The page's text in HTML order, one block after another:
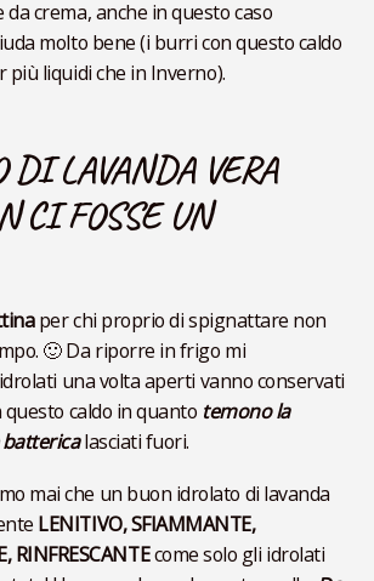
crema, anche in questo caso
molto bene (i burri con questo caldo
più liquidi che in Inverno).
DI LAVANDA VERA
CI FOSSE UN
per chi proprio di spignattare non
🙂 Da riporre in frigo mi
una volta aperti vanno conservati
caldo in quanto temono la
lasciati fuori.
mai che un buon idrolato di lavanda
LENITIVO, SFIAMMANTE,
RINFRESCANTEcome solo gli idrolati